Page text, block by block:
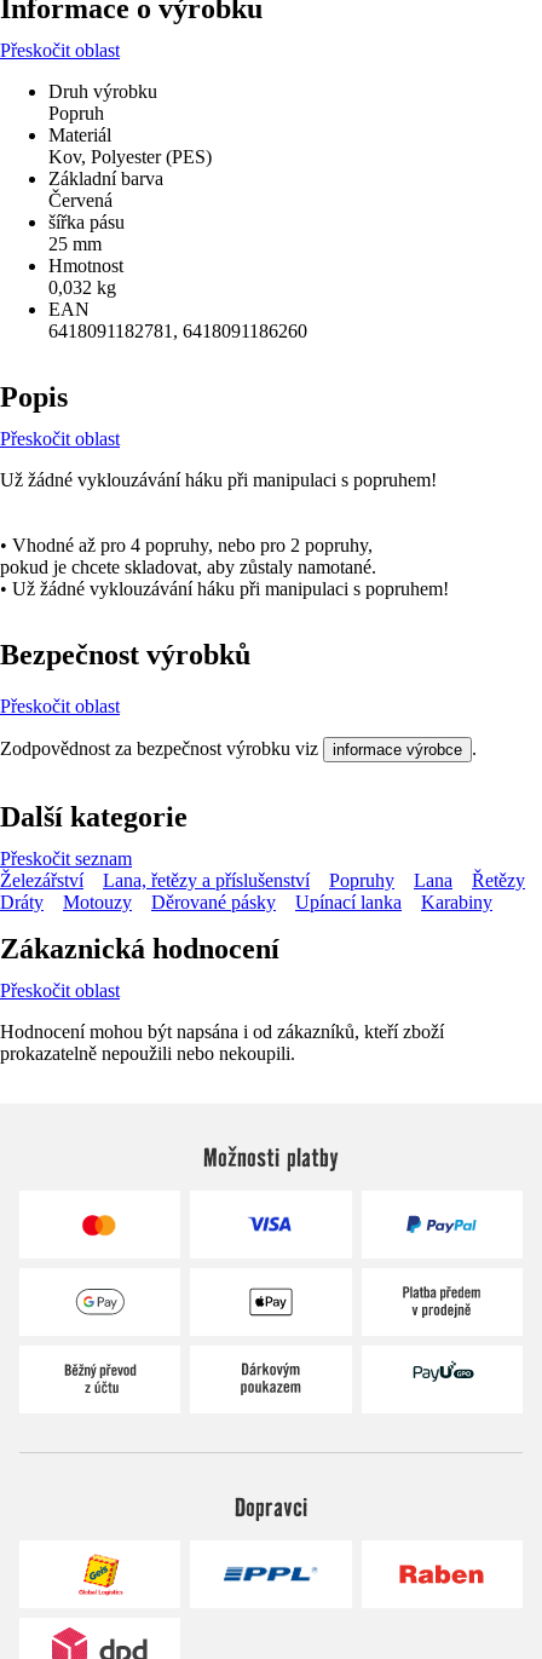
Informace o výrobku
Přeskočit oblast
Druh výrobku
Popruh
Materiál
Kov, Polyester (PES)
Základní barva
Červená
šířka pásu
25 mm
Hmotnost
0,032 kg
EAN
6418091182781, 6418091186260
Popis
Přeskočit oblast
Už žádné vyklouzávání háku při manipulaci s popruhem!
• Vhodné až pro 4 popruhy, nebo pro 2 popruhy,
pokud je chcete skladovat, aby zůstaly namotané.
• Už žádné vyklouzávání háku při manipulaci s popruhem!
Bezpečnost výrobků
Přeskočit oblast
Zodpovědnost za bezpečnost výrobku viz informace výrobce .
Další kategorie
Přeskočit seznam
Železářství
Lana, řetězy a příslušenství Popruhy Lana
Řetězy
Dráty
Motouzy Děrované pásky Upínací lanka Karabiny
Zákaznická hodnocení
Přeskočit oblast
Hodnocení mohou být napsána i od zákazníků, kteří zboží
prokazatelně nepoužili nebo nekoupili.
Možnosti platby
Dopravci